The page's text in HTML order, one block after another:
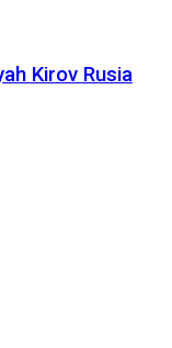
Kirov Rusia